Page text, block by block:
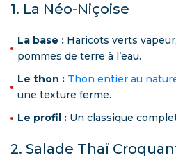
1. La Néo-Niçoise
La base : Haricots verts
pommes de terre à l’eau.
Le thon : Thon entier au
une texture ferme.
Le profil : Un classique
2. Salade Thaï